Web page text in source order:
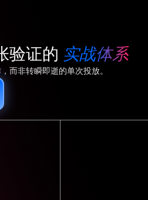
验证的 实战体系
而非转瞬即逝的单次投放。